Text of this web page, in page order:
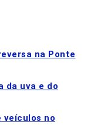
na Ponte
da uva e do
veículos no